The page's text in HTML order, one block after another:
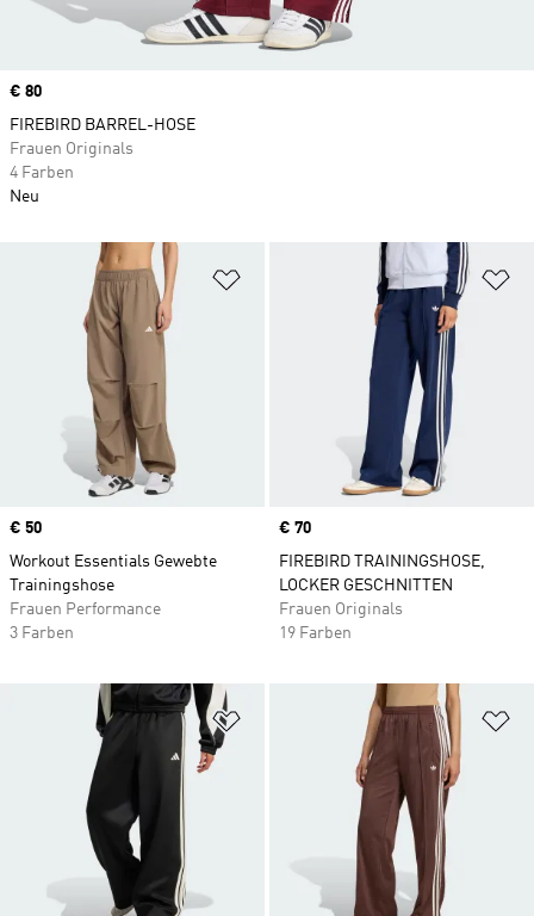
Zur Wunschliste hinzufügen
Price
€ 50
Workout Essentials Gewebte
Trainingshose
Frauen Performance
3 Farben
Price
€ 70
FIREBIRD TRAININGSHOSE,
LOCKER GESCHNITTEN
Frauen Originals
19 Farben
Zur Wunschliste hinzufügen
Price
€ 80
FIREBIRD BARREL-HOSE
Frauen Originals
4 Farben
Neu